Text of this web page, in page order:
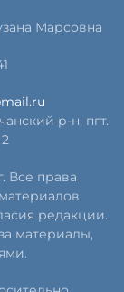
Марсовна
р-н, пгт.
Все права
редакции.
материалы,